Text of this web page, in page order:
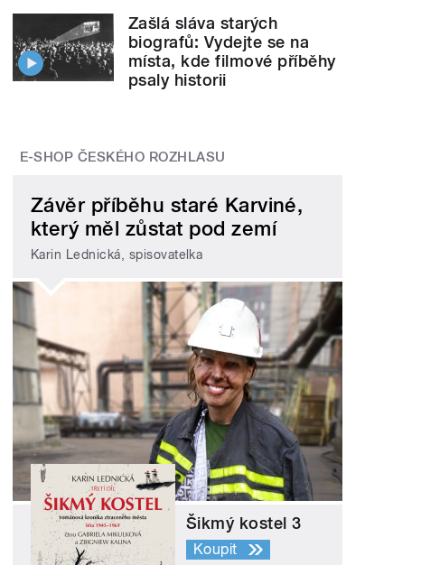
Zašlá sláva starých
biografů: Vydejte se na
místa, kde filmové příběhy
psaly historii
E-SHOP ČESKÉHO ROZHLASU
Závěr příběhu staré Karviné,
který měl zůstat pod zemí
Karin Lednická, spisovatelka
Šikmý kostel 3
Koupit